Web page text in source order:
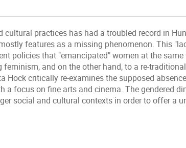
cultural practices has had a troubled record in
features as a missing phenomenon. This
policies that "emancipated" women at the
and on the other hand, to a re-
Hock critically re-examines the supposed
a focus on fine arts and cinema. The gendered
social and cultural contexts in order to offer a